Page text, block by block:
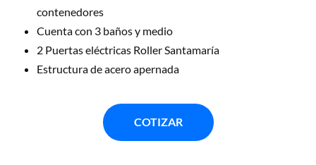
contenedores
Cuenta con 3 baños y medio
2 Puertas eléctricas Roller Santamaría
Estructura de acero apernada
COTIZAR